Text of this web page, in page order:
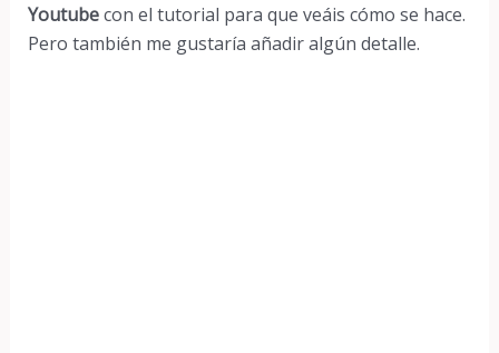
Youtubecon el tutorial para que veáis cómo se hace.
Pero también me gustaría añadir algún detalle.